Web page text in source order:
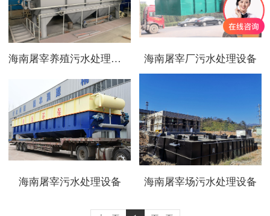
海南屠宰养殖污水处理设备 海南屠宰厂污水处理设备
海南屠宰污水处理设备 海南屠宰场污水处理设备